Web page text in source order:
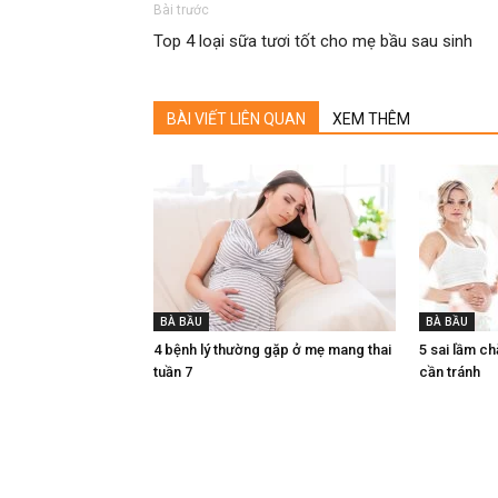
Bài trước
Top 4 loại sữa tươi tốt cho mẹ bầu sau sinh
BÀI VIẾT LIÊN QUAN XEM THÊM
BÀ BẦU
4 bệnh lý thường gặp ở mẹ mang thai
tuần 7
BÀ BẦU
5 sai lầm
cần tránh